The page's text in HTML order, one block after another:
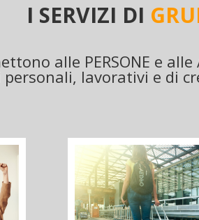
I SERVIZI DI
alle PERSONE e
lavorativi e di